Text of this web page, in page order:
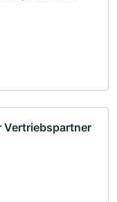
Vertriebspartner